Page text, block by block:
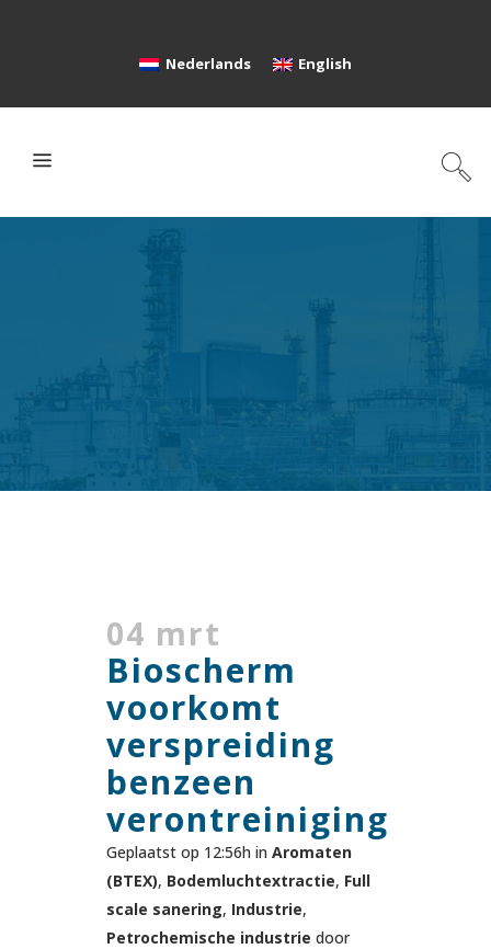
Nederlands English
04 mrt
Bioscherm
voorkomt
verspreiding
benzeen
verontreiniging
Geplaatst op 12:56h in Aromaten
(BTEX), Bodemluchtextractie, Full
scale sanering, Industrie,
Petrochemische industrie door